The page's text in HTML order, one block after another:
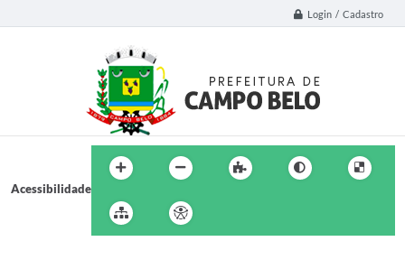
Login / Cadastro
Acessibilidade